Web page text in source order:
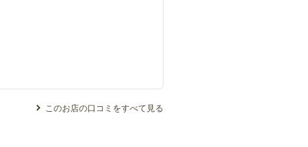
このお店の口コミをすべて見る